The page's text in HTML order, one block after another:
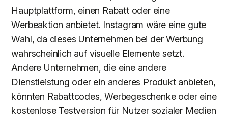
Hauptplattform, einen Rabatt oder eine
Werbeaktion anbietet. Instagram wäre eine gute
Wahl, da dieses Unternehmen bei der Werbung
wahrscheinlich auf visuelle Elemente setzt.
Andere Unternehmen, die eine andere
Dienstleistung oder ein anderes Produkt anbieten,
könnten Rabattcodes, Werbegeschenke oder eine
kostenlose Testversion für Nutzer sozialer Medien